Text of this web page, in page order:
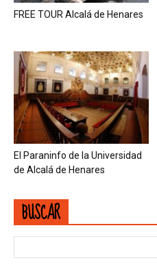
FREE TOUR Alcalá de Henares
El Paraninfo de la Universidad
de Alcalá de Henares
BUSCAR